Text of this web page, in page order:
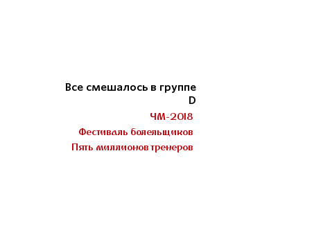
Все смешалось в группе
D
ЧМ-2018
Фестиваль болельщиков
Пять миллионов тренеров